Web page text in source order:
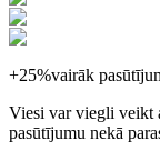
+25%vairāk
Viesi var viegli veikt
pasūtījumu nekā